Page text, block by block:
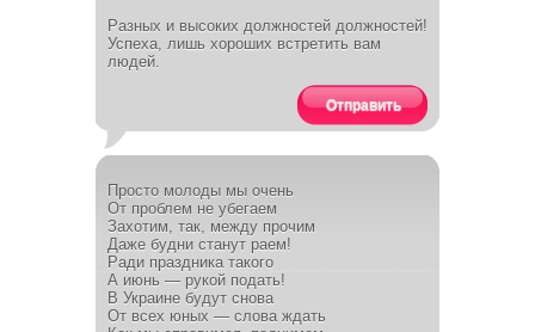
Разных и высоких должностей должностей!
Успеха, лишь хороших встретить вам
людей.
Отправить
Просто молоды мы очень
От проблем не убегаем
Захотим, так, между прочим
Даже будни станут раем!
Ради праздника такого
А июнь — рукой подать!
В Украине будут снова
От всех юных — слова ждать